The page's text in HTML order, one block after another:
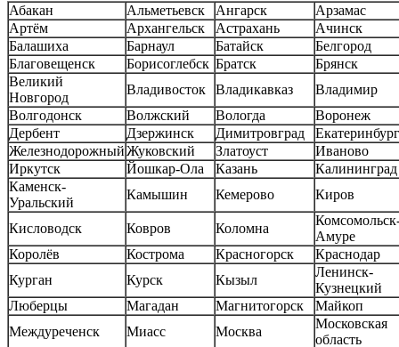
Абакан Альметьевск Ангарск
Арзамас
Артём
Архангельск Астрахань
Ачинск
Балашиха
Барнаул Батайск
Белгород
Благовещенск
Борисоглебск Братск
Брянск
Великий
Новгород
Владивосток Владикавказ
Владимир
Волгодонск
Волжский Вологда
Воронеж
Дербент
Дзержинск Димитровград
Екатеринбург
ЖелезнодорожныйЖуковский Златоуст
Иваново
Иркутск
Йошкар-Ола Казань
Калининград
Каменск-
Уральский
Камышин Кемерово Киров
Кисловодск Ковров Коломна
Амуре
Королёв
Кострома Красногорск
Краснодар
Курган
Курск Кызыл
Ленинск-
Кузнецкий
Люберцы
Магадан Магнитогорск
Майкоп
Междуреченск
Миасс Москва
Московская
область